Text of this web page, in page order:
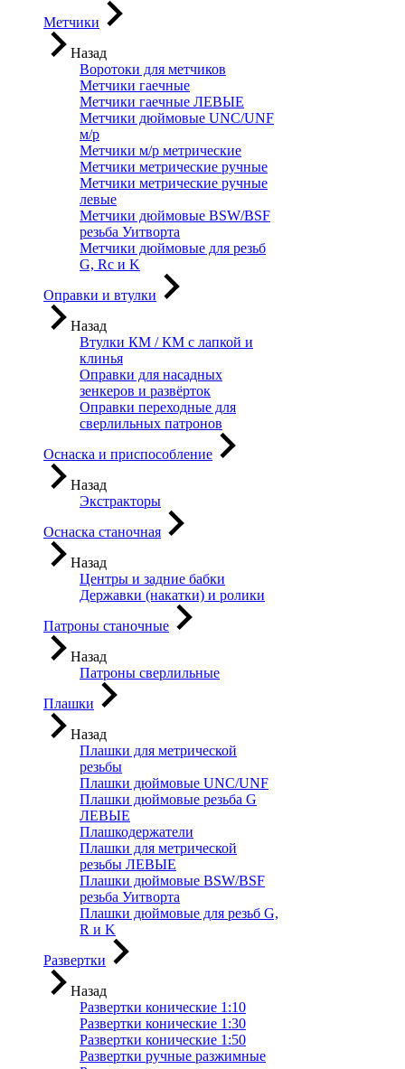
Метчики
Назад
Воротоки для метчиков
Метчики гаечные
Метчики гаечные ЛЕВЫЕ
Метчики дюймовые UNC/UNF
м/р
Метчики м/р метрические
Метчики метрические ручные
Метчики метрические ручные
левые
Метчики дюймовые BSW/BSF
резьба Уитворта
Метчики дюймовые для резьб
G, Rc и K
Оправки и втулки
Назад
Втулки КМ / КМ с лапкой и
клинья
Оправки для насадных
зенкеров и развёрток
Оправки переходные для
сверлильных патронов
Оснаска и приспособление
Назад
Экстракторы
Оснаска станочная
Назад
Центры и задние бабки
Державки (накатки) и ролики
Патроны станочные
Назад
Патроны сверлильные
Плашки
Назад
Плашки для метрической
резьбы
Плашки дюймовые UNC/UNF
Плашки дюймовые резьба G
ЛЕВЫЕ
Плашкодержатели
Плашки для метрической
резьбы ЛЕВЫЕ
Плашки дюймовые BSW/BSF
резьба Уитворта
Плашки дюймовые для резьб G,
R и K
Развертки
Назад
Развертки конические 1:10
Развертки конические 1:30
Развертки конические 1:50
Развертки ручные разжимные